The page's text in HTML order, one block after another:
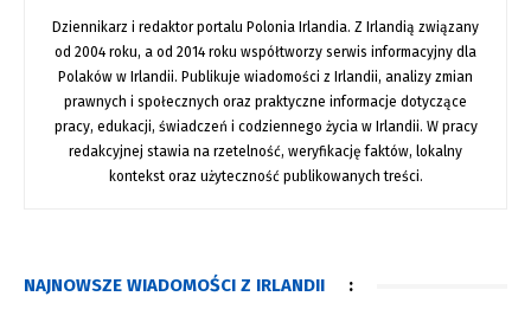
Dziennikarz i redaktor portalu Polonia Irlandia. Z Irlandią związany
od 2004 roku, a od 2014 roku współtworzy serwis informacyjny dla
Polaków w Irlandii. Publikuje wiadomości z Irlandii, analizy zmian
prawnych i społecznych oraz praktyczne informacje dotyczące
pracy, edukacji, świadczeń i codziennego życia w Irlandii. W pracy
redakcyjnej stawia na rzetelność, weryfikację faktów, lokalny
kontekst oraz użyteczność publikowanych treści.
NAJNOWSZE WIADOMOŚCI Z IRLANDII :